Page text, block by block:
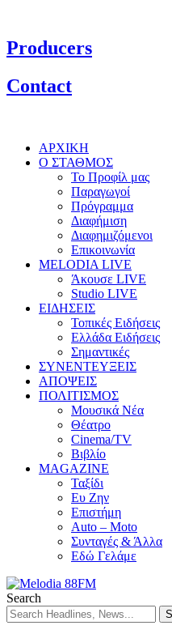
Producers
Contact
ΑΡΧΙΚΗ
Ο ΣΤΑΘΜΟΣ
Το Προφίλ μας
Παραγωγοί
Πρόγραμμα
Διαφήμιση
Διαφημιζόμενοι
Επικοινωνία
MELODIA LIVE
Άκουσε LIVE
Studio LIVE
ΕΙΔΗΣΕΙΣ
Τοπικές Ειδήσεις
Ελλάδα Ειδήσεις
Σημαντικές
ΣΥΝΕΝΤΕΥΞΕΙΣ
ΑΠΟΨΕΙΣ
ΠΟΛΙΤΙΣΜΟΣ
Μουσικά Νέα
Θέατρο
Cinema/TV
Βιβλίο
MAGAZINE
Ταξίδι
Ευ Ζην
Επιστήμη
Auto – Moto
Συνταγές & Άλλα
Εδώ Γελάμε
Search